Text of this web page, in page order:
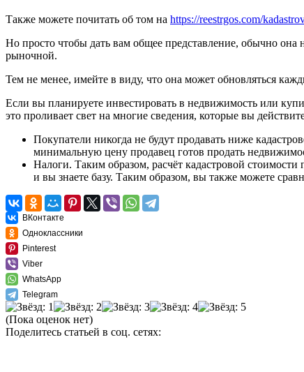
Также можете почитать об том на https://reestrgos.com/
Но просто чтобы дать вам общее представление, обычно она
рыночной.
Тем не менее, имейте в виду, что она может обновляться
Если вы планируете инвестировать в недвижимость или
это проливает свет на многие сведения, которые вы
Покупатели никогда не будут продавать ниже
минимальную цену продавец готов продать
Налоги. Таким образом, расчёт кадастровой
и вы знаете базу. Таким образом, вы также можете
ВКонтакте
Одноклассники
Pinterest
Viber
WhatsApp
Telegram
(Пока оценок нет)
Поделитесь статьей в соц. сетях: